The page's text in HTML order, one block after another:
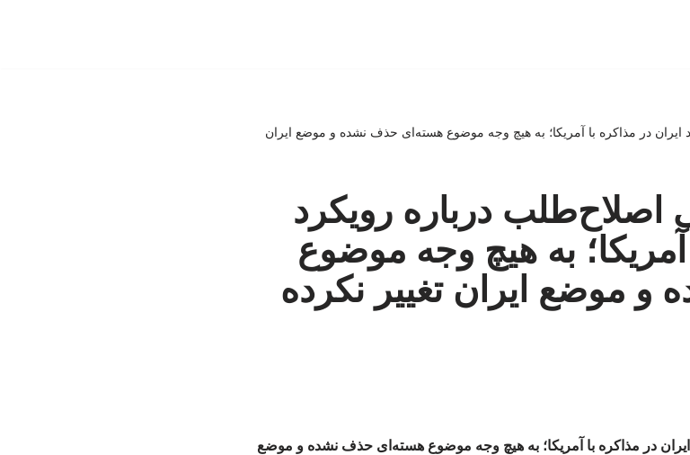
در مذاکره با آمریکا؛ به هیچ وجه موضوع هسته‌ای حذف نشده و موضع ایران
درباره رویکرد
آمریکا؛ به هیچ وجه موضوع
موضع ایران تغییر نکرده
در مذاکره با آمریکا؛ به هیچ وجه موضوع هسته‌ای حذف نشده و موضع